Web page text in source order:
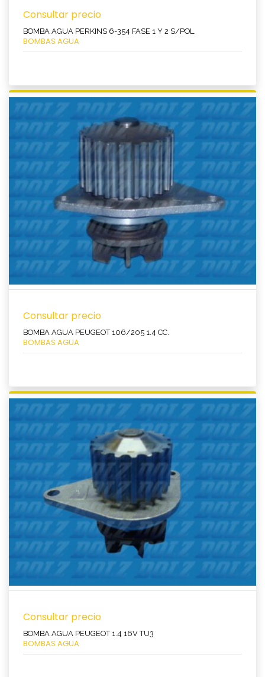
Consultar precio
BOMBA AGUA PERKINS 6-354 FASE 1 Y 2 S/POL.
BOMBAS AGUA
Ver producto
Consultar precio
BOMBA AGUA PEUGEOT 106/205 1.4 CC.
BOMBAS AGUA
Ver producto
Consultar precio
BOMBA AGUA PEUGEOT 1.4 16V TU3
BOMBAS AGUA